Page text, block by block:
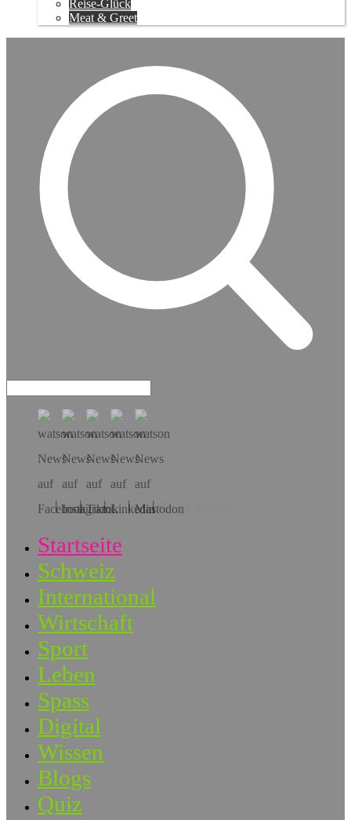
Reise-Glück
Meat & Greet
Hol dir die App!
Startseite
Schweiz
International
Wirtschaft
Sport
Leben
Spass
Digital
Wissen
Blogs
Quiz